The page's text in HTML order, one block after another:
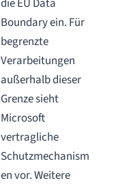
die EU Data
Boundary ein. Für
begrenzte
Verarbeitungen
außerhalb dieser
Grenze sieht
Microsoft
vertragliche
Schutzmechanism
en vor. Weitere